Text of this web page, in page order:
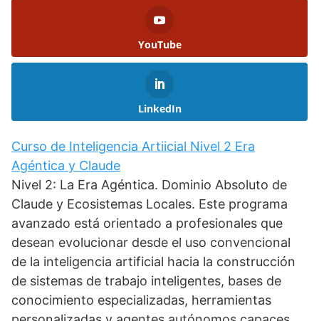
YouTube
LinkedIn
Curso de Inteligencia Artiicial Nivel 2 Era
Agéntica y Claude
Nivel 2: La Era Agéntica. Dominio Absoluto de
Claude y Ecosistemas Locales. Este programa
avanzado está orientado a profesionales que
desean evolucionar desde el uso convencional
de la inteligencia artificial hacia la construcción
de sistemas de trabajo inteligentes, bases de
conocimiento especializadas, herramientas